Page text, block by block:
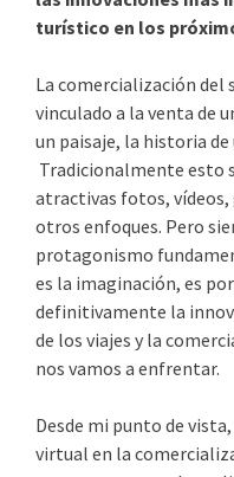
turístico en los
La comercialización del
vinculado a la venta de
un paisaje, la historia
Tradicionalmente esto
atractivas fotos,
otros enfoques. Pero
protagonismo
es la imaginación, es
definitivamente la
de los viajes y la
nos vamos a enfrentar.
Desde mi punto de
virtual en la